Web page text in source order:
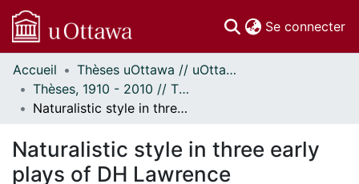
Se connecter
Communautés
et collections
Parcourir
À propos
Accueil
Thèses uOttawa // uOttawa Theses
Thèses, 1910 - 2010 // Theses, 1910 - 2010
Naturalistic style in three early plays of DH Lawrence
Naturalistic style in three early
plays of DH Lawrence